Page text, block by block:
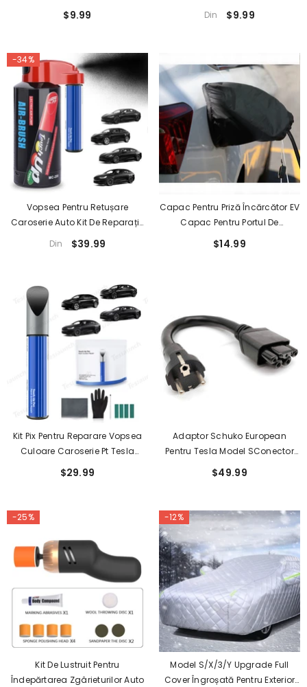
$9.99
Din
$9.99
-34%
Vopsea Pentru Retușare
Caroserie Auto Kit De Reparație
Pulverizator Electric Pt Tesla
Din $39.99
Capac Pentru Priză Încărcător EV
Capac Pentru Portul De
Încărcare Pentru Mașină
$14.99
Kit Pix Pentru Reparare Vopsea
Culoare Caroserie Pt Tesla
Model 3/Y/S/X - Pix Original OEM
$29.99
Adaptor Schuko European
Pentru Tesla Model SConector
Mobil /X/3/Y Gen 2
$49.99
-25%
Kit De Lustruit Pentru
Îndepărtarea Zgârieturilor Auto
-12%
Model S/X/3/Y Upgrade Full
Cover Îngroșată Pentru Exterior